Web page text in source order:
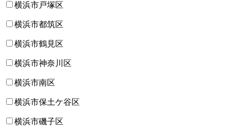
横浜市戸塚区
横浜市都筑区
横浜市鶴見区
横浜市神奈川区
横浜市南区
横浜市保土ケ谷区
横浜市磯子区